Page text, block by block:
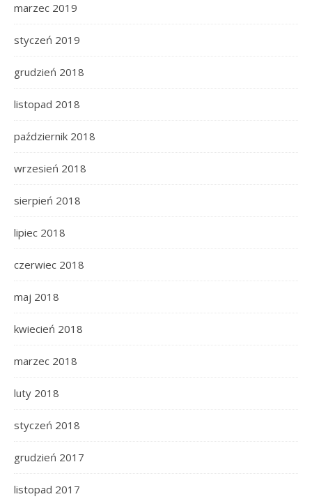
marzec 2019
styczeń 2019
grudzień 2018
listopad 2018
październik 2018
wrzesień 2018
sierpień 2018
lipiec 2018
czerwiec 2018
maj 2018
kwiecień 2018
marzec 2018
luty 2018
styczeń 2018
grudzień 2017
listopad 2017